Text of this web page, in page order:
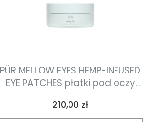
PÜR MELLOW EYES HEMP-INFUSED
EYE PATCHES płatki pod oczy
Cena
210,00 zł